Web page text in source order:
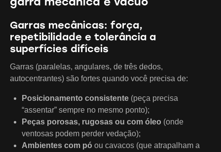
Garras mecânicas: força,
repetibilidade e tolerância a
superfícies difíceis
Garras (paralelas, angulares, de três dedos,
autocentrantes) são fortes quando você precisa de:
Posicionamento consistente (peça precisa
“assentar” sempre no mesmo ponto);
Peças porosas, rugosas ou com óleo (onde
ventosas podem perder vedação);
Ambientes com pó ou cavacos (que atrapalham a